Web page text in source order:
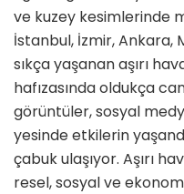
ve kuzey kesimlerinde
İstanbul, İzmir, Ankara,
sıkça yaşanan aşırı
hafızasında oldukça
görüntüler, sosyal
yesinde etkilerin
çabuk ulaşıyor. Aşırı
resel, sosyal ve